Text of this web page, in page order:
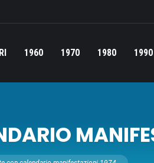
1960 1970 1980 1990